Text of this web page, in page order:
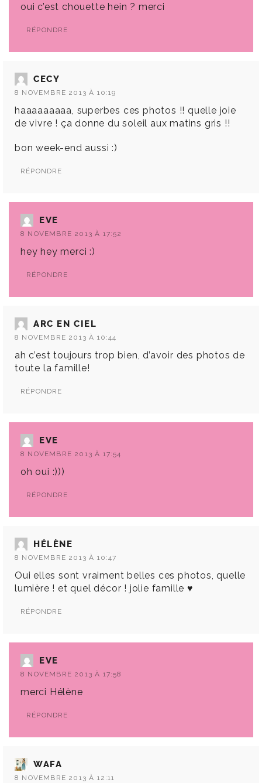
oui c’est chouette hein ? merci
RÉPONDRE
CECY
8 NOVEMBRE 2013 À 10:19
haaaaaaaaa, superbes ces photos !! quelle joie
de vivre ! ça donne du soleil aux matins gris !!
bon week-end aussi :)
RÉPONDRE
EVE
8 NOVEMBRE 2013 À 17:52
hey hey merci :)
RÉPONDRE
ARC EN CIEL
8 NOVEMBRE 2013 À 10:44
ah c’est toujours trop bien, d’avoir des photos de
toute la famille!
RÉPONDRE
EVE
8 NOVEMBRE 2013 À 17:54
oh oui :)))
RÉPONDRE
HÉLÈNE
8 NOVEMBRE 2013 À 10:47
Oui elles sont vraiment belles ces photos, quelle
lumière ! et quel décor ! jolie famille ♥
RÉPONDRE
EVE
8 NOVEMBRE 2013 À 17:58
merci Hélène
RÉPONDRE
WAFA
8 NOVEMBRE 2013 À 12:11